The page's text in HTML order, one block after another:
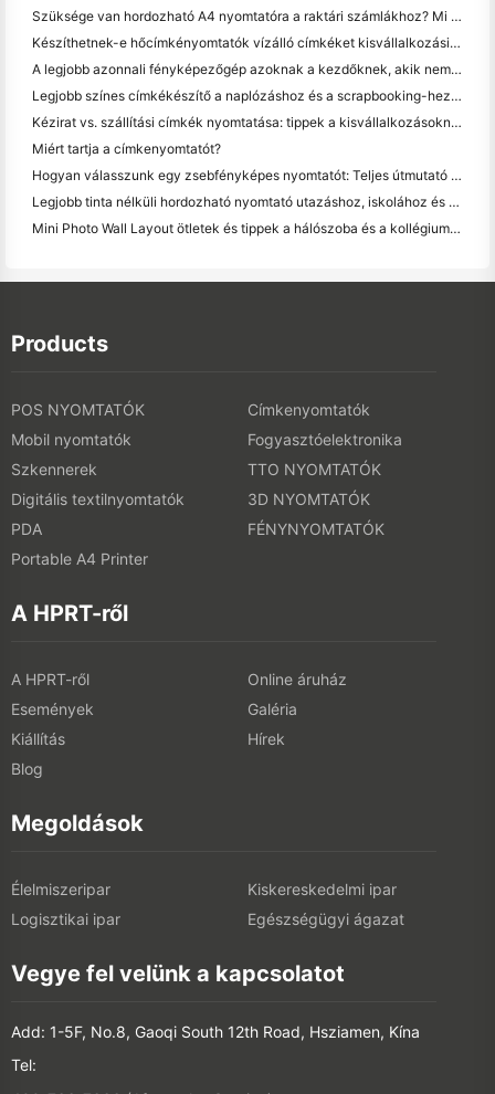
Szüksége van hordozható A4 nyomtatóra a raktári számlákhoz? Mi valójában működik
Készíthetnek-e hőcímkényomtatók vízálló címkéket kisvállalkozási termékekhez?
A legjobb azonnali fényképezőgép azoknak a kezdőknek, akik nem akarnak papírt pazarolni
Legjobb színes címkékészítő a naplózáshoz és a scrapbooking-hez: több szín minden oldalhoz
Kézirat vs. szállítási címkék nyomtatása: tippek a kisvállalkozásoknak 2026-ban
Miért tartja a címkenyomtatót?
Hogyan válasszunk egy zsebfényképes nyomtatót: Teljes útmutató a naplózáshoz, utazáshoz és az iPhone-felhasználókhoz
Legjobb tinta nélküli hordozható nyomtató utazáshoz, iskolához és mobil munkához: Hanin MT620 Pro felülvizsgálat
Mini Photo Wall Layout ötletek és tippek a hálószoba és a kollégium díszítése
Products
POS NYOMTATÓK
Címkenyomtatók
Mobil nyomtatók
Fogyasztóelektronika
Szkennerek
TTO NYOMTATÓK
Digitális textilnyomtatók
3D NYOMTATÓK
PDA
FÉNYNYOMTATÓK
Portable A4 Printer
A HPRT-ről
A HPRT-ről
Online áruház
Események
Galéria
Kiállítás
Hírek
Blog
Megoldások
Élelmiszeripar
Kiskereskedelmi ipar
Logisztikai ipar
Egészségügyi ágazat
Vegye fel velünk a kapcsolatot
Add: 1-5F, No.8, Gaoqi South 12th Road, Hsziamen, Kína
Tel: